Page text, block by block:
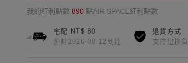
我的紅利點數 890 點AIR SPACE紅利點數
宅配 NT$ 80
預計2026-08-12到達
退貨方式
支持退換貨